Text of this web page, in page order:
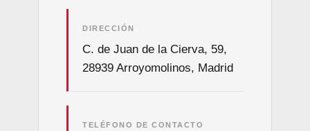
DIRECCIÓN
C. de Juan de la Cierva, 59,
28939 Arroyomolinos, Madrid
TELÉFONO DE CONTACTO